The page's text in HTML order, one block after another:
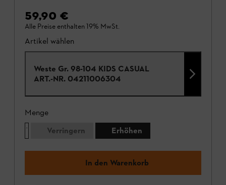
59,90 €
Alle Preise enthalten 19% MwSt.
Artikel wählen
Weste Gr. 98-104 KIDS CASUAL
ART.-NR. 04211006304
Menge
Verringern
Erhöhen
In den Warenkorb